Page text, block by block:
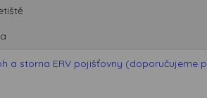
a storna ERV pojišťovny (doporučujeme